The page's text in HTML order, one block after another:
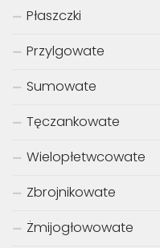
Płaszczki
Przylgowate
Sumowate
Tęczankowate
Wielopłetwcowate
Zbrojnikowate
Żmijogłowowate